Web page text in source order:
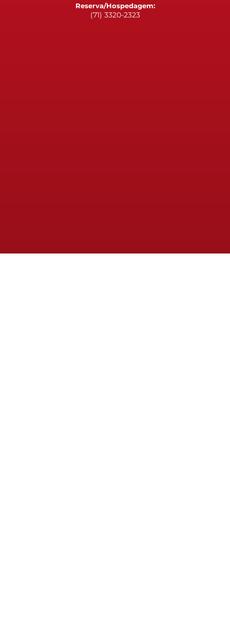
Reserva/Hospedagem:
(71) 3320-2323